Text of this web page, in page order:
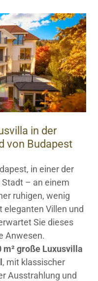
in der
von Budapest
in einer der
– an einem
ruhigen, wenig
Villen und
Sie dieses
Anwesen.
m² große Luxusvilla
, mit klassischer
Ausstrahlung und